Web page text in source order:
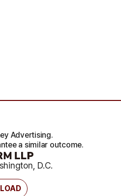
D.C.
Advertising.
a similar outcome.